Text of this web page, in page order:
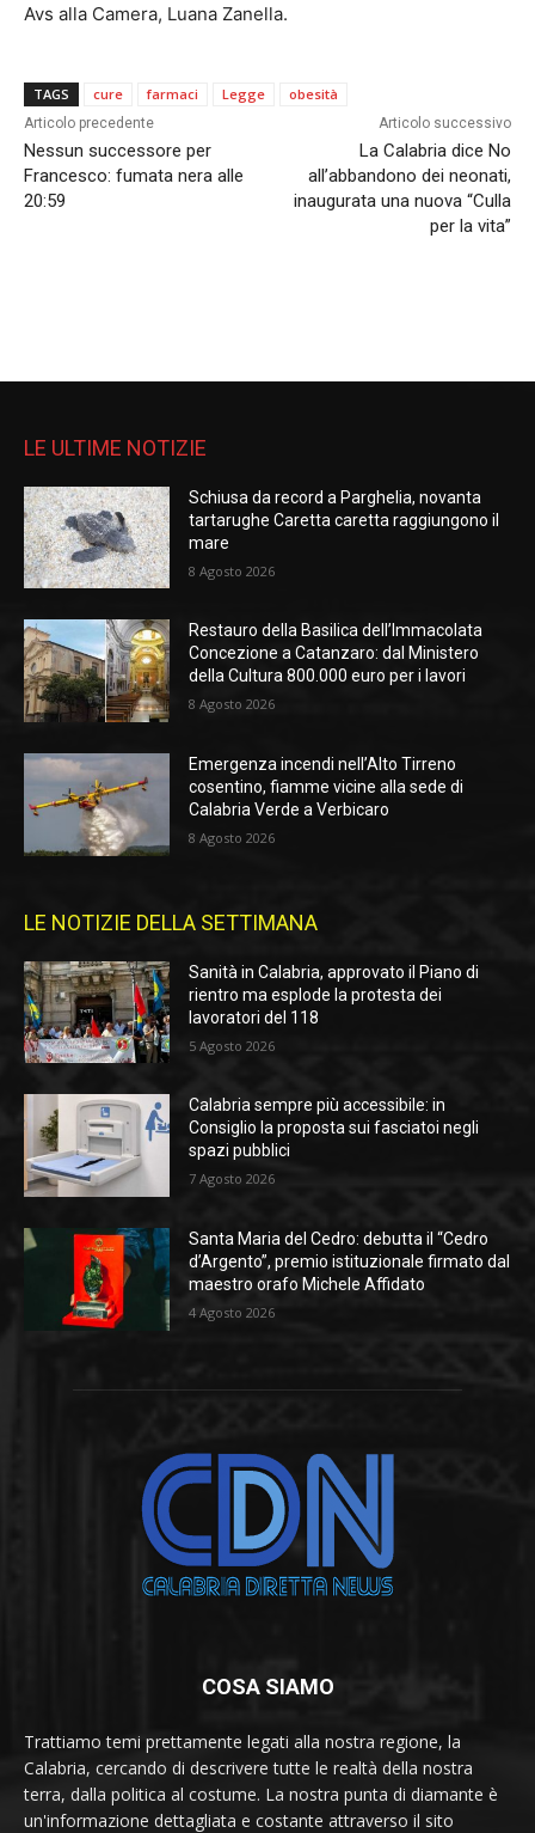
Avs alla Camera, Luana Zanella.
TAGS cure farmaci Legge obesità
Articolo precedente
Nessun successore per
Francesco: fumata nera alle
20:59
Articolo successivo
La Calabria dice No
all’abbandono dei neonati,
inaugurata una nuova “Culla
per la vita”
LE ULTIME NOTIZIE
Schiusa da record a Parghelia, novanta
tartarughe Caretta caretta raggiungono il
mare
8 Agosto 2026
Restauro della Basilica dell’Immacolata
Concezione a Catanzaro: dal Ministero
della Cultura 800.000 euro per i lavori
8 Agosto 2026
Emergenza incendi nell’Alto Tirreno
cosentino, fiamme vicine alla sede di
Calabria Verde a Verbicaro
8 Agosto 2026
LE NOTIZIE DELLA SETTIMANA
Sanità in Calabria, approvato il Piano di
rientro ma esplode la protesta dei
lavoratori del 118
5 Agosto 2026
Calabria sempre più accessibile: in
Consiglio la proposta sui fasciatoi negli
spazi pubblici
7 Agosto 2026
Santa Maria del Cedro: debutta il “Cedro
d’Argento”, premio istituzionale firmato dal
maestro orafo Michele Affidato
4 Agosto 2026
COSA SIAMO
Trattiamo temi prettamente legati alla nostra regione, la
Calabria, cercando di descrivere tutte le realtà della nostra
terra, dalla politica al costume. La nostra punta di diamante è
un'informazione dettagliata e costante attraverso il sito